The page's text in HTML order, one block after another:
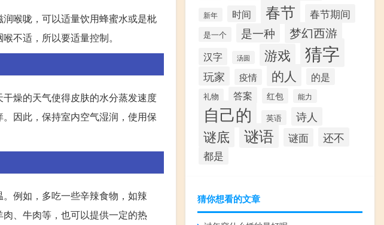
喉咙，可以适量饮用蜂蜜水或是枇
不适，所以要适量控制。
燥的天气使得皮肤的水分蒸发速度
因此，保持室内空气湿润，使用保
例如，多吃一些辛辣食物，如辣
、牛肉等，也可以提供一定的热
新年 时间 春节 春节期间
是一个 是一种 梦幻西游
汉字 汤圆 游戏 猜字
玩家 疫情 的人 的是
礼物 答案 红包 能力
自己的 英语 诗人
谜底 谜语 谜面 还不
都是
猜你想看的文章